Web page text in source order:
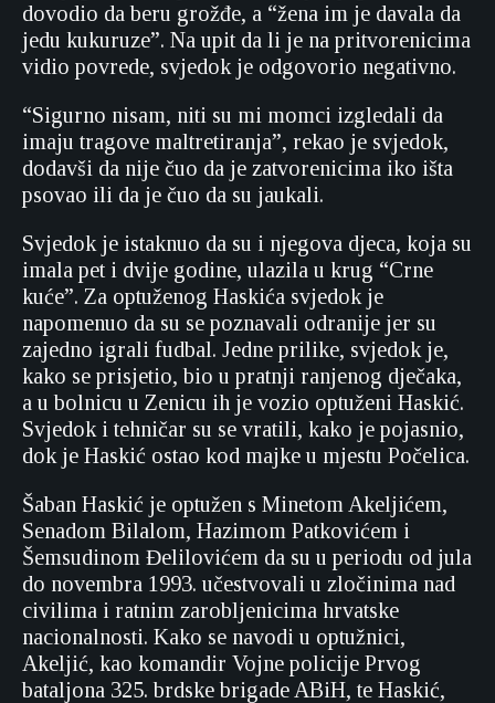
dovodio da beru grožđe, a “žena im je davala da
jedu kukuruze”. Na upit da li je na pritvorenicima
vidio povrede, svjedok je odgovorio negativno.
“Sigurno nisam, niti su mi momci izgledali da
imaju tragove maltretiranja”, rekao je svjedok,
dodavši da nije čuo da je zatvorenicima iko išta
psovao ili da je čuo da su jaukali.
Svjedok je istaknuo da su i njegova djeca, koja su
imala pet i dvije godine, ulazila u krug “Crne
kuće”. Za optuženog Haskića svjedok je
napomenuo da su se poznavali odranije jer su
zajedno igrali fudbal. Jedne prilike, svjedok je,
kako se prisjetio, bio u pratnji ranjenog dječaka,
a u bolnicu u Zenicu ih je vozio optuženi Haskić.
Svjedok i tehničar su se vratili, kako je pojasnio,
dok je Haskić ostao kod majke u mjestu Počelica.
Šaban Haskić je optužen s Minetom Akeljićem,
Senadom Bilalom, Hazimom Patkovićem i
Šemsudinom Đelilovićem da su u periodu od jula
do novembra 1993. učestvovali u zločinima nad
civilima i ratnim zarobljenicima hrvatske
nacionalnosti. Kako se navodi u optužnici,
Akeljić, kao komandir Vojne policije Prvog
bataljona 325. brdske brigade ABiH, te Haskić,